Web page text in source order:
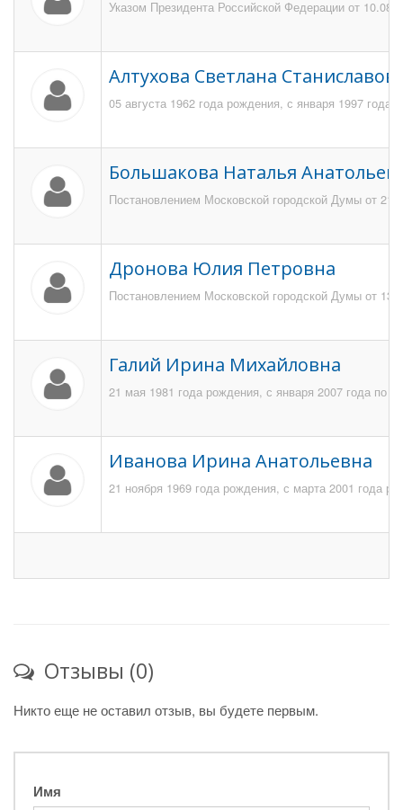
Указом Президента Российской Федерации от
Алтухова Светлана
05 августа 1962 года рождения, с января 1997
Большакова Наталья
Постановлением Московской городской Думы от
Дронова Юлия Петровна
Постановлением Московской городской Думы от
Галий Ирина Михайловна
21 мая 1981 года рождения, с января 2007 года по
Иванова Ирина Анатольевна
21 ноября 1969 года рождения, с марта 2001 года
Отзывы (0)
Никто еще не оставил отзыв, вы будете первым.
Имя